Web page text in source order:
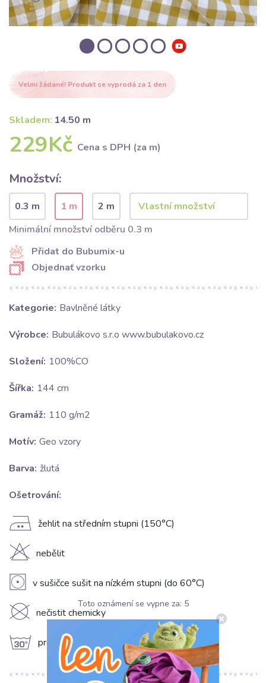
Velmi žádané! Produkt se vyprodá za 1 den
Skladem: 14.50 m
229Kč Cena s DPH (za m)
Množství:
0.3 m 1 m
2 m
Minimální množství odběru 0.3 m
Přidat do Bubumix-u
Objednať vzorku
Kategorie: Bavlněné látky
Výrobce: Bubulákovo s.r.o www.bubulakovo.cz
Složení: 100%CO
Šířka: 144 cm
Gramáž: 110 g/m2
Motív: Geo vzory
Barva: žlutá
Ošetrování:
E žehlit na středním stupni (150°C)
H nebělit
V v sušičce sušit na nízkém stupni (do 60°C)
K nečistit chemicky
g prát na 30°C
Toto oznámení se vypne za: 5